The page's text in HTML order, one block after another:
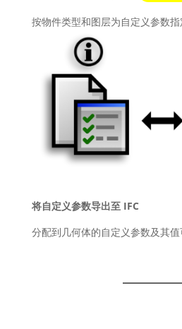
按物件类型和图层为自定义参数指
将自定义参数导出至 IFC
分配到几何体的自定义参数及其值